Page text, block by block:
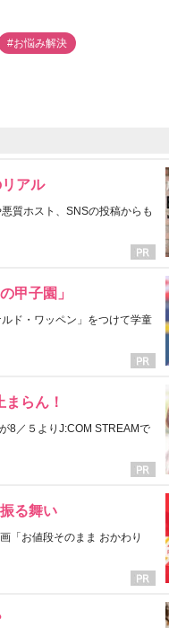
#お悩み解決
アル
質ホスト、SNSの投稿からも
甲子園」
ド・ワッペン」をつけて学童
らん！
8／５よりJ:COM STREAMで
る舞い
「お値段そのまま おかわり